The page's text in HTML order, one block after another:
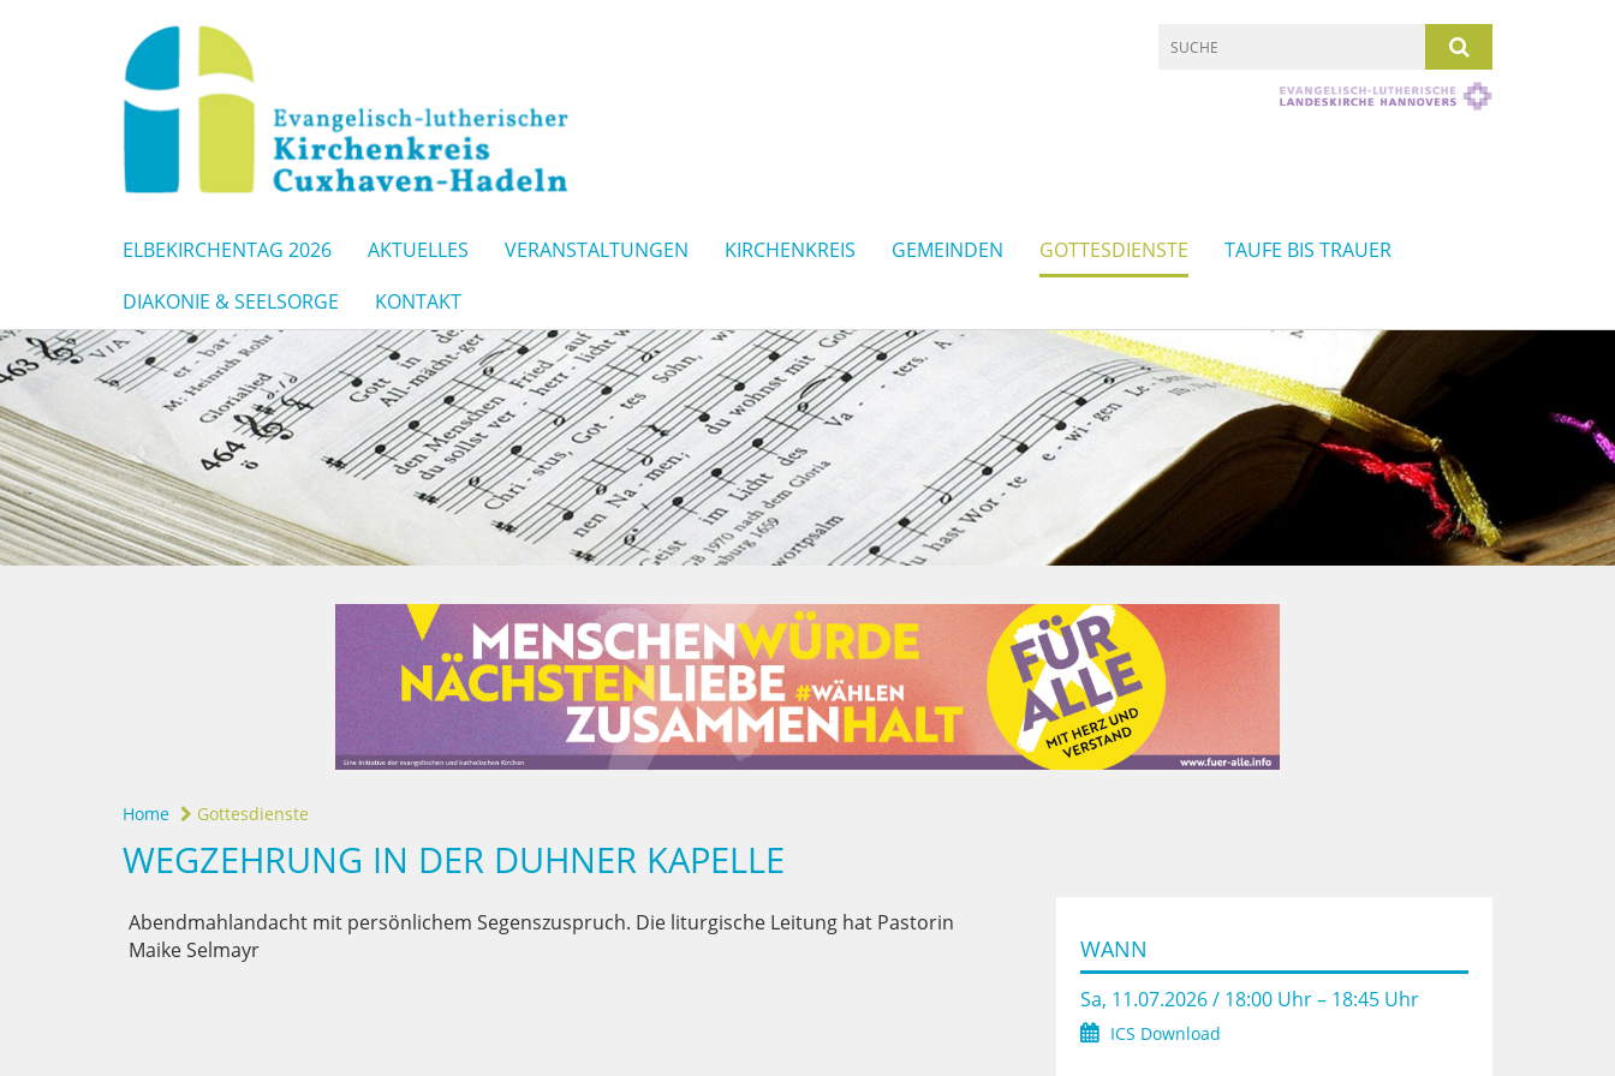
ELBEKIRCHENTAG 2026 AKTUELLES VERANSTALTUNGEN KIRCHENKREIS GEMEINDEN GOTTESDIENSTE
TAUFE BIS TRAUER
DIAKONIE & SEELSORGE
KONTAKT
Home Gottesdienste
WEGZEHRUNG IN DER DUHNER KAPELLE
Abendmahlandacht mit persönlichem Segenszuspruch. Die liturgische Leitung hat Pastorin
Maike Selmayr
WANN
Sa, 11.07.2026 / 18:00 Uhr – 18:45 Uhr
ICS Download